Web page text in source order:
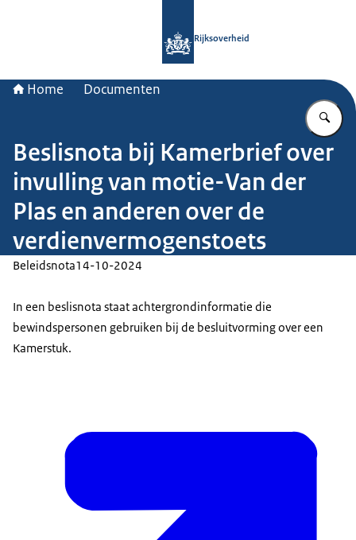
Rijksoverheid
Home Documenten
Beslisnota bij Kamerbrief over
invulling van motie-Van der
Plas en anderen over de
verdienvermogenstoets
Beleidsnota14-10-2024
In een beslisnota staat achtergrondinformatie die
bewindspersonen gebruiken bij de besluitvorming over een
Kamerstuk.